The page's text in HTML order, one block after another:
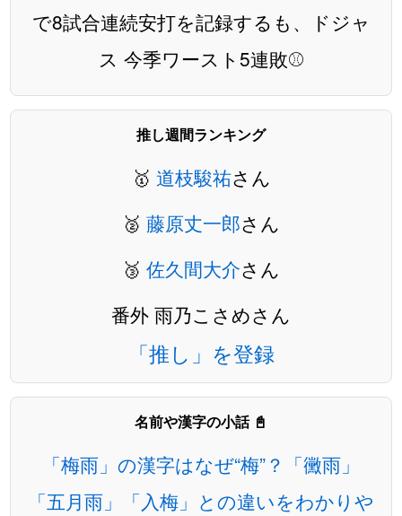
で8試合連続安打を記録するも、ドジャ
ス 今季ワースト5連敗⚾️
推し週間ランキング
🥇 道枝駿祐さん
🥈 藤原丈一郎さん
🥉 佐久間大介さん
番外 雨乃こさめさん
「推し」を登録
名前や漢字の小話 📓
「梅雨」の漢字はなぜ“梅”？「黴雨」
「五月雨」「入梅」との違いをわかりや